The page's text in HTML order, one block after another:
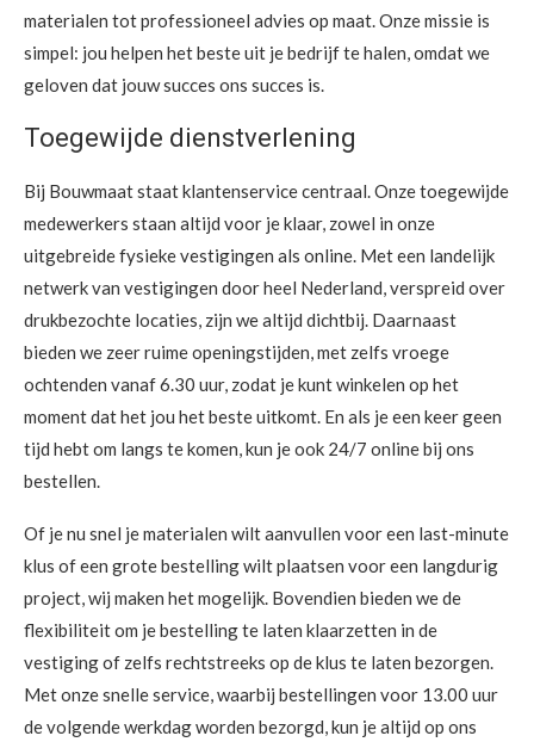
materialen tot professioneel advies op maat. Onze missie is
simpel: jou helpen het beste uit je bedrijf te halen, omdat we
geloven dat jouw succes ons succes is.
Toegewijde dienstverlening
Bij Bouwmaat staat klantenservice centraal. Onze toegewijde
medewerkers staan altijd voor je klaar, zowel in onze
uitgebreide fysieke vestigingen als online. Met een landelijk
netwerk van vestigingen door heel Nederland, verspreid over
drukbezochte locaties, zijn we altijd dichtbij. Daarnaast
bieden we zeer ruime openingstijden, met zelfs vroege
ochtenden vanaf 6.30 uur, zodat je kunt winkelen op het
moment dat het jou het beste uitkomt. En als je een keer geen
tijd hebt om langs te komen, kun je ook 24/7 online bij ons
bestellen.
Of je nu snel je materialen wilt aanvullen voor een last-minute
klus of een grote bestelling wilt plaatsen voor een langdurig
project, wij maken het mogelijk. Bovendien bieden we de
flexibiliteit om je bestelling te laten klaarzetten in de
vestiging of zelfs rechtstreeks op de klus te laten bezorgen.
Met onze snelle service, waarbij bestellingen voor 13.00 uur
de volgende werkdag worden bezorgd, kun je altijd op ons